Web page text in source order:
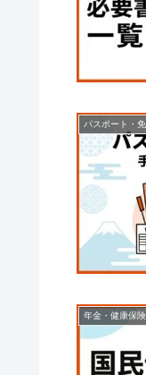
パスポート・
年金・健康保険